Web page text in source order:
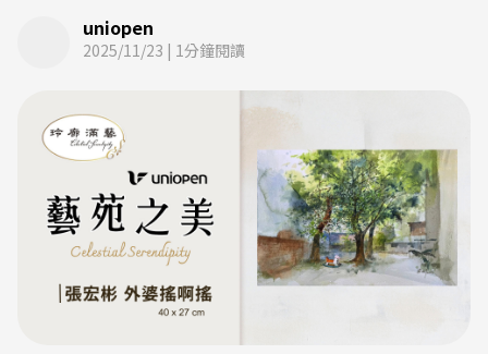
uniopen
2025/11/23 | 1分鐘閱讀